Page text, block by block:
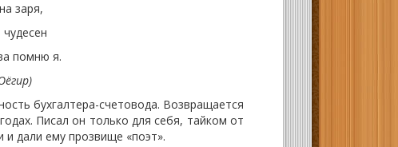
заря,
помню я.
бухгалтера-счетовода. Возвращается
Писал он только для себя, тайком от
дали ему прозвище «поэт».